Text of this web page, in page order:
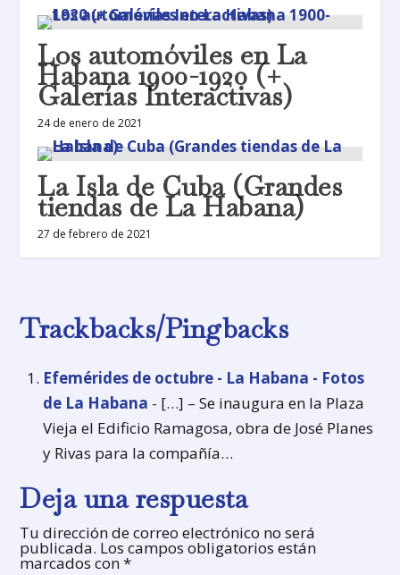
Los automóviles en La
Habana 1900-1920 (+
Galerías Interactivas)
24 de enero de 2021
La Isla de Cuba (Grandes
tiendas de La Habana)
27 de febrero de 2021
Trackbacks/Pingbacks
Efemérides de octubre - La Habana - Fotos
de La Habana - […] – Se inaugura en la Plaza
Vieja el Edificio Ramagosa, obra de José Planes
y Rivas para la compañía…
Deja una respuesta
Tu dirección de correo electrónico no será
publicada. Los campos obligatorios están
marcados con*